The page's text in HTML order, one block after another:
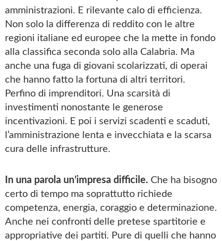
amministrazioni. E rilevante calo di efficienza.
Non solo la differenza di reddito con le altre
regioni italiane ed europee che la mette in fondo
alla classifica seconda solo alla Calabria. Ma
anche una fuga di giovani scolarizzati, di operai
che hanno fatto la fortuna di altri territori.
Perfino di imprenditori. Una scarsità di
investimenti nonostante le generose
incentivazioni. E poi i servizi scadenti e scaduti,
l’amministrazione lenta e invecchiata e la scarsa
cura delle infrastrutture.
In una parola un’impresa difficile. Che ha bisogno
certo di tempo ma soprattutto richiede
competenza, energia, coraggio e determinazione.
Anche nei confronti delle pretese spartitorie e
appropriative dei partiti. Pure di quelli che hanno